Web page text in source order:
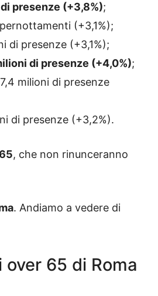
presenze (+3,8%);
(+3,1%);
di presenze (+3,1%);
di presenze (+4,0%);
milioni di presenze
di presenze (+3,2%).
, che non rinunceranno
. Andiamo a vedere di
65 di Roma